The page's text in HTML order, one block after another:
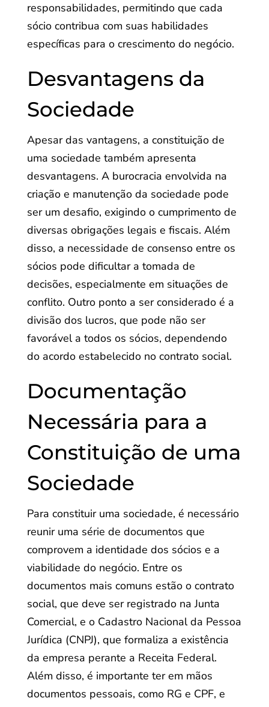
responsabilidades, permitindo que cada
sócio contribua com suas habilidades
específicas para o crescimento do negócio.
Desvantagens da
Sociedade
Apesar das vantagens, a constituição de
uma sociedade também apresenta
desvantagens. A burocracia envolvida na
criação e manutenção da sociedade pode
ser um desafio, exigindo o cumprimento de
diversas obrigações legais e fiscais. Além
disso, a necessidade de consenso entre os
sócios pode dificultar a tomada de
decisões, especialmente em situações de
conflito. Outro ponto a ser considerado é a
divisão dos lucros, que pode não ser
favorável a todos os sócios, dependendo
do acordo estabelecido no contrato social.
Documentação
Necessária para a
Constituição de uma
Sociedade
Para constituir uma sociedade, é necessário
reunir uma série de documentos que
comprovem a identidade dos sócios e a
viabilidade do negócio. Entre os
documentos mais comuns estão o contrato
social, que deve ser registrado na Junta
Comercial, e o Cadastro Nacional da Pessoa
Jurídica (CNPJ), que formaliza a existência
da empresa perante a Receita Federal.
Além disso, é importante ter em mãos
documentos pessoais, como RG e CPF, e